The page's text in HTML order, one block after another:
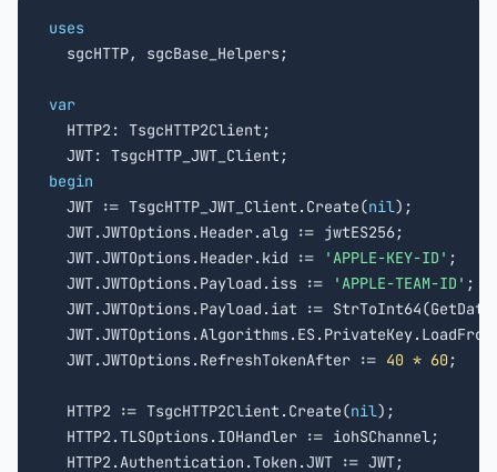
uses
sgcHTTP, sgcBase_Helpers;
var
HTTP2: TsgcHTTP2Client;
begin
JWT := TsgcHTTP_JWT_Client.Create(nil);
  JWT.JWTOptions.Header.alg := jwtES256;
  JWT.JWTOptions.Header.kid :=
'APPLE-KEY-ID' ;
  JWT.JWTOptions.Payload.iss :=
'APPLE-TEAM-ID' ;
JWT.JWTOptions.Payload.iat :=
  JWT.JWTOptions.RefreshTokenAfter :=
40 * 60 ;
  HTTP2 := TsgcHTTP2Client.Create(
nil);
  HTTP2.TLSOptions.IOHandler := iohSChannel;
  HTTP2.Authentication.Token.JWT := JWT;